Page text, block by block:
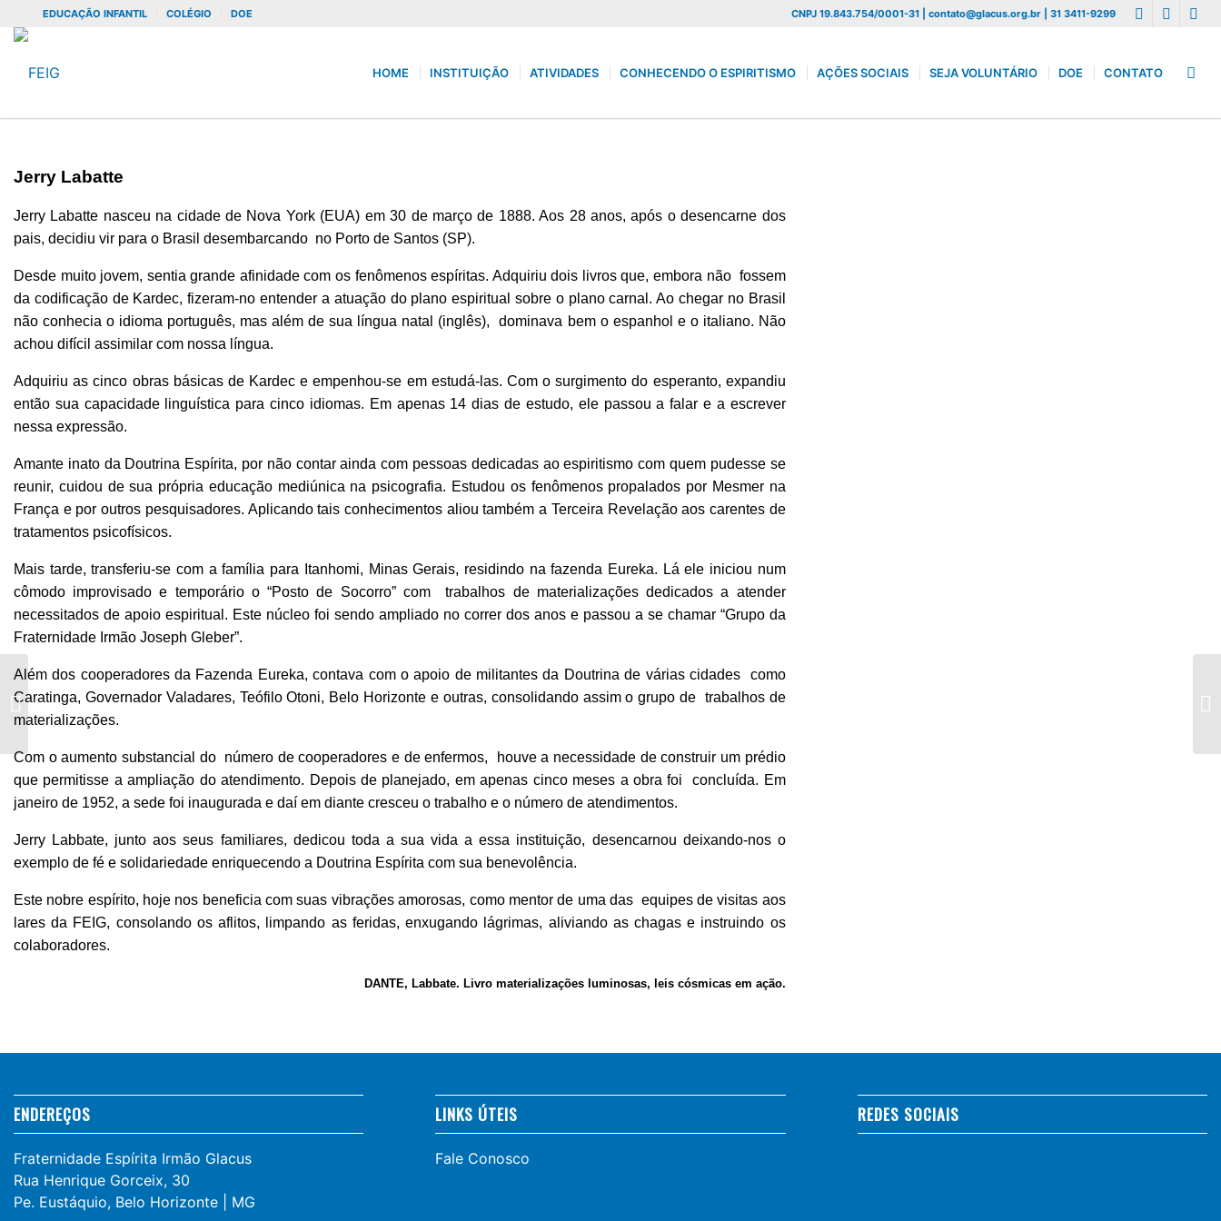
EDUCAÇÃO INFANTIL COLÉGIO DOE CNPJ 19.843.754/0001-31 | contato@glacus.org.br | 31 3411-9299
HOME INSTITUIÇÃO ATIVIDADES CONHECENDO O ESPIRITISMO AÇÕES SOCIAIS SEJA VOLUNTÁRIO DOE CONTATO
Jerry Labatte
Jerry Labatte nasceu na cidade de Nova York (EUA) em 30 de março de 1888. Aos 28 anos, após o desencarne dos
pais, decidiu vir para o Brasil desembarcando no Porto de Santos (SP).
Desde muito jovem, sentia grande afinidade com os fenômenos espíritas. Adquiriu dois livros que, embora não fossem
da codificação de Kardec, fizeram-no entender a atuação do plano espiritual sobre o plano carnal.Ao chegar no Brasil
não conhecia o idioma português, mas além de sua língua natal (inglês), dominava bem o espanhol e o italiano. Não
achou difícil assimilar com nossa língua.
Adquiriu as cinco obras básicas de Kardec e empenhou-se em estudá-las. Com o surgimento do esperanto, expandiu
então sua capacidade linguística para cinco idiomas. Em apenas 14 dias de estudo, ele passou a falar e a escrever
nessa expressão.
Amante inato da Doutrina Espírita, por não contar ainda com pessoas dedicadas ao espiritismo com quem pudesse se
reunir, cuidou de sua própria educação mediúnica na psicografia. Estudou os fenômenos propalados por Mesmer na
França e por outros pesquisadores. Aplicando tais conhecimentos aliou também a Terceira Revelação aos carentes de
tratamentos psicofísicos.
Mais tarde, transferiu-se com a família para Itanhomi, Minas Gerais, residindo na fazenda Eureka. Lá ele iniciou num
cômodo improvisado e temporário o “Posto de Socorro” com trabalhos de materializações dedicados a atender
necessitados de apoio espiritual. Este núcleo foi sendo ampliado no correr dos anos e passou a se chamar “Grupo da
Fraternidade Irmão Joseph Gleber”.
Além dos cooperadores da Fazenda Eureka, contava com o apoio de militantes da Doutrina de várias cidades como
Caratinga, Governador Valadares, Teófilo Otoni, Belo Horizonte e outras, consolidando assim o grupo de trabalhos de
materializações.
Com o aumento substancial do número de cooperadores e de enfermos, houve a necessidade de construir um prédio
que permitisse a ampliação do atendimento. Depois de planejado, em apenas cinco meses a obra foi concluída. Em
janeiro de 1952, a sede foi inaugurada e daí em diante cresceu o trabalho e o número de atendimentos.
Jerry Labbate, junto aos seus familiares, dedicou toda a sua vida a essa instituição, desencarnou deixando-nos o
exemplo de fé e solidariedade enriquecendo a Doutrina Espírita com sua benevolência.
Este nobre espírito, hoje nos beneficia com suas vibrações amorosas, como mentor de uma das equipes de visitas aos
lares da FEIG, consolando os aflitos, limpando as feridas, enxugando lágrimas, aliviando as chagas e instruindo os
colaboradores.
DANTE, Labbate. Livro materializações luminosas, leis cósmicas em ação.
ENDEREÇOS
Fraternidade Espírita Irmão Glacus
Rua Henrique Gorceix, 30
Pe. Eustáquio, Belo Horizonte | MG
LINKS ÚTEIS
Fale Conosco
REDES SOCIAIS
Jarbas Franco de
Paula